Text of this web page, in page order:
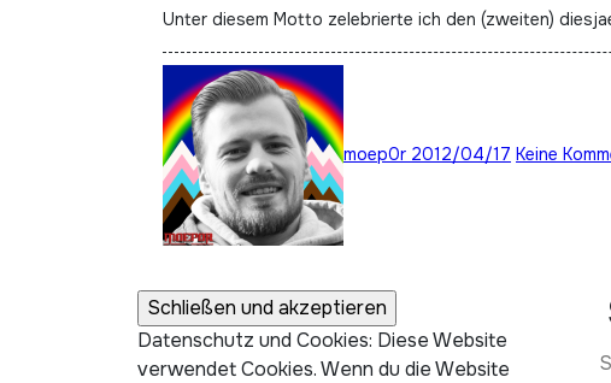
Unter diesem Motto zelebrierte ich den (zweiten)
moep0r 2012/04/17 Keine
Datenschutz und Cookies: Diese Website
verwendet Cookies. Wenn du die Website